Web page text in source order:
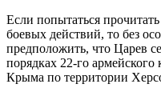
Если попытаться
боевых действий, то без
предположить, что Царев
порядках 22-го
Крыма по территории